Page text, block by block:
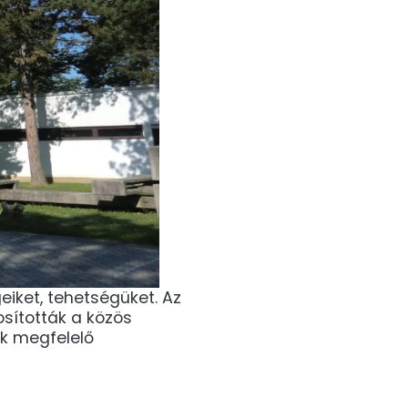
tehetségüket. Az
a közös
megfelelő